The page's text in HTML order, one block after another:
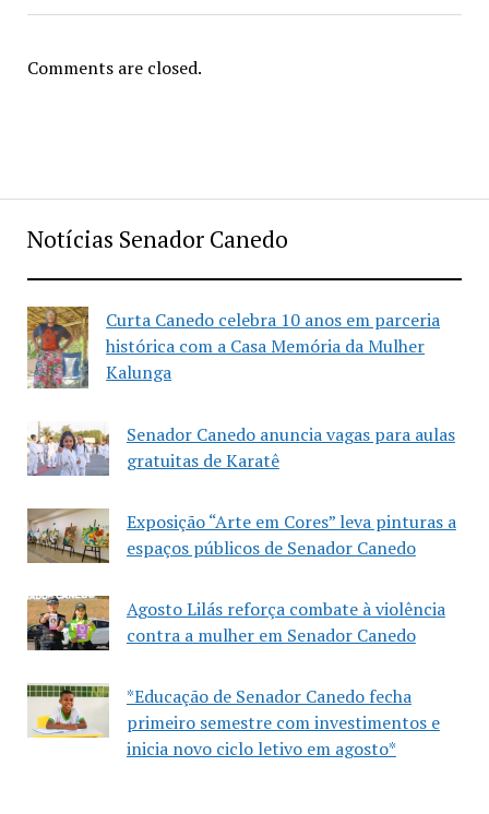
Notícias Senador Canedo
Curta Canedo celebra 10 anos em parceria
histórica com a Casa Memória da Mulher
Kalunga
Senador Canedo anuncia vagas para aulas
gratuitas de Karatê
Exposição “Arte em Cores” leva pinturas a
espaços públicos de Senador Canedo
Agosto Lilás reforça combate à violência
contra a mulher em Senador Canedo
*Educação de Senador Canedo fecha
primeiro semestre com investimentos e
inicia novo ciclo letivo em agosto*
Comments are closed.